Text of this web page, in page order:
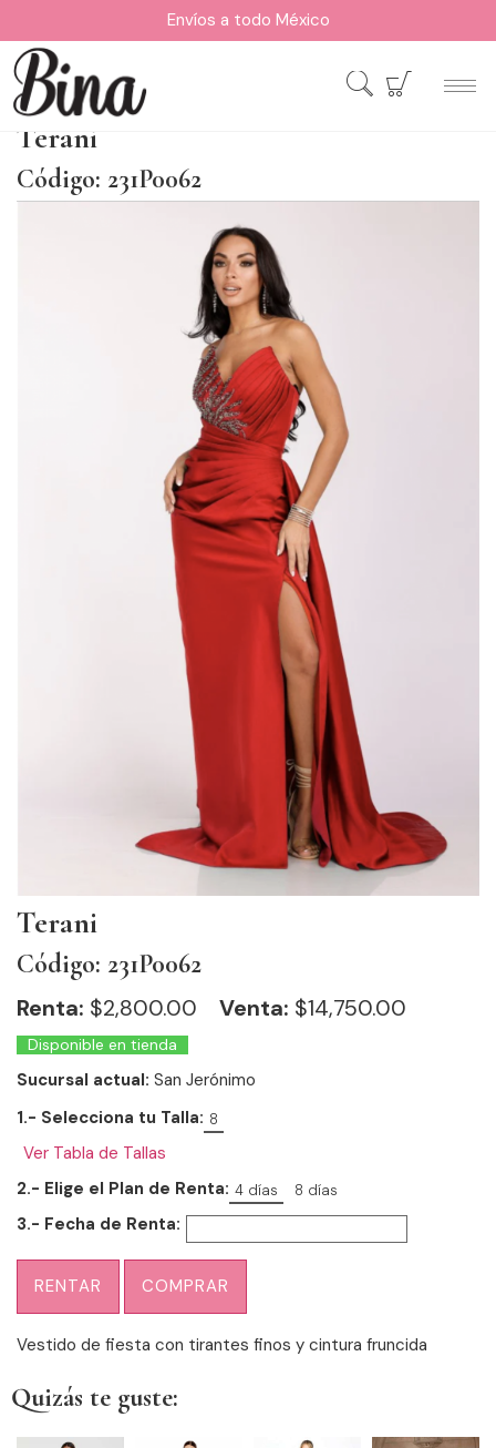
Envíos a todo México
Terani
Código: 231P0062
Terani
Código: 231P0062
Renta: $2,800.00 Venta: $14,750.00
Disponible en tienda
Sucursal actual: San Jerónimo
1.- Selecciona tu Talla: 8
Ver Tabla de Tallas
2.- Elige el Plan de Renta: 4 días 8 días
3.- Fecha de Renta:
RENTAR COMPRAR
Vestido de fiesta con tirantes finos y cintura fruncida
Quizás te guste: